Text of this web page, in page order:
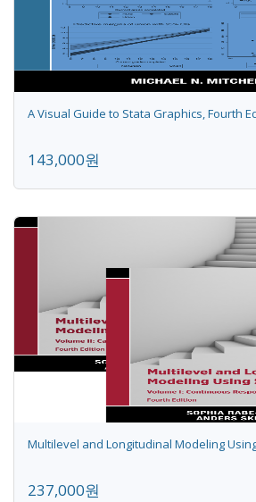
A Visual Guide to Stata Graphics, Fourth
143,000원
Multilevel and Longitudinal Modeling
237,000원